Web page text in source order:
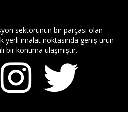
sektörünün bir parçası olan
yerli imalat noktasında geniş ürün
bir konuma ulaşmıştır.